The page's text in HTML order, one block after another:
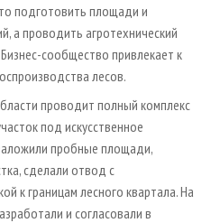
подготовить площади и
а проводить агротехнический
сообщество привлекает к
лесов.
проводит полный комплекс
под искусственное
пробные площади,
сделали отвод с
к границам лесного квартала. На
и согласовали в